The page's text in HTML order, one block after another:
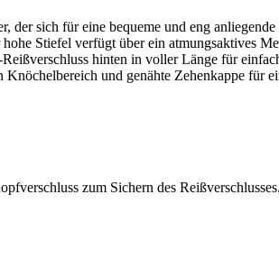
sich für eine bequeme und eng
Stiefel verfügt über ein atmungsaktives
hinten in voller Länge für
und genähte Zehenkappe
zum Sichern des Reißverschlusses.